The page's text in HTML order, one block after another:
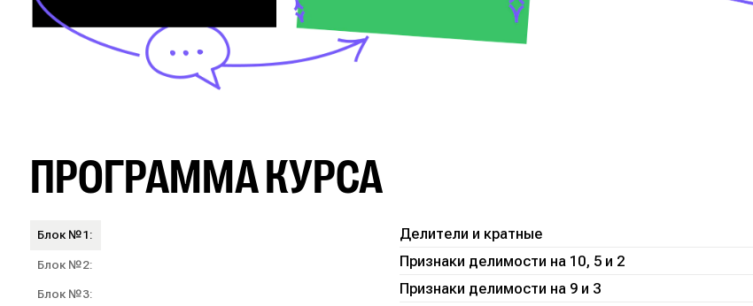
ПРОГРАММА КУРСА
Блок №1:
Блок №2:
Блок №3:
Делители и кратные
Признаки делимости на 10, 5 и 2
Признаки делимости на 9 и 3